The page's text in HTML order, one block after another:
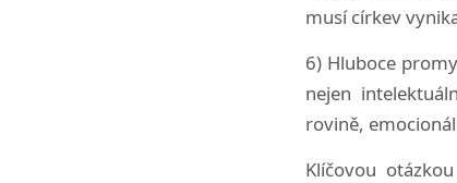
musí církev
6) Hluboce
nejen
rovině,
Klíčovou